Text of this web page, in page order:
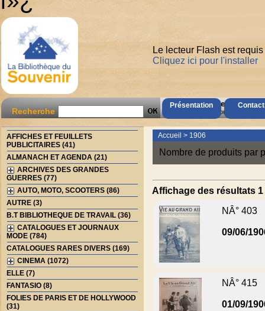
Présentation
Le lecteur Flash est
Cliquez ici pour l'installer
Recherche
AccÃ¨s Client
Mot de passe oubliÃ© ?
AFFICHES ET FEUILLETS
PUBLICITAIRES (41)
ALMANACH ET AGENDA (21)
ARCHIVES DES GRANDES
GUERRES (77)
AUTO, MOTO, SCOOTERS (86)
AUTRE (3)
B.T BIBLIOTHEQUE DE TRAVAIL (36)
CATALOGUES ET JOURNAUX
MODE (784)
CATALOGUES RARES DIVERS (169)
CINEMA (1072)
ELLE (7)
FANTASIO (8)
FOLIES DE PARIS ET DE HOLLYWOOD
(31)
Accueil > 1906
Nombre de produits par
Affichage des résultats
NÂ° 403
09/06/
NÂ° 415
01/09/